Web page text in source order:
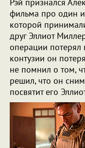
фильма про один
которой
друг Эллиот
операции потерял
контузии он
не помнил о том,
решил, что он
посвятит его